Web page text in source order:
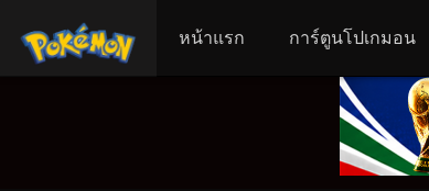
หน้าแรก การ์ตูนโปเกมอน